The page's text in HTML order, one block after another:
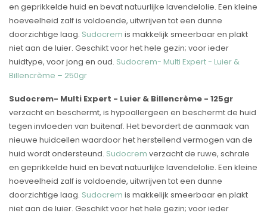
en geprikkelde huid en bevat natuurlijke lavendelolie. Een kleine
hoeveelheid zalf is voldoende, uitwrijven tot een dunne
doorzichtige laag. Sudocrem is makkelijk smeerbaar en plakt
niet aan de luier. Geschikt voor het hele gezin; voor ieder
huidtype, voor jong en oud. Sudocrem- Multi Expert - Luier &
Billencrème – 250gr
Sudocrem- Multi Expert - Luier & Billencrème - 125gr
verzacht en beschermt, is hypoallergeen en beschermt de huid
tegen invloeden van buitenaf. Het bevordert de aanmaak van
nieuwe huidcellen waardoor het herstellend vermogen van de
huid wordt ondersteund. Sudocrem verzacht de ruwe, schrale
en geprikkelde huid en bevat natuurlijke lavendelolie. Een kleine
hoeveelheid zalf is voldoende, uitwrijven tot een dunne
doorzichtige laag. Sudocrem is makkelijk smeerbaar en plakt
niet aan de luier. Geschikt voor het hele gezin; voor ieder